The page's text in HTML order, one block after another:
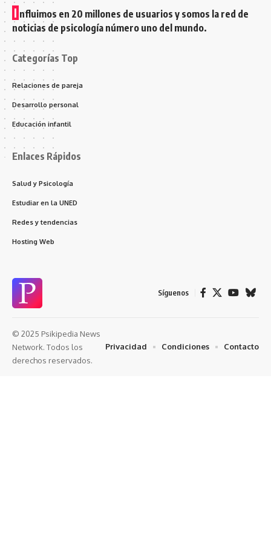
I nfluimos en 20 millones de usuarios y somos la red de
noticias de psicología número uno del mundo.
Categorías Top
Relaciones de pareja
Desarrollo personal
Educación infantil
Enlaces Rápidos
Salud y Psicología
Estudiar en la UNED
Redes y tendencias
Hosting Web
Síguenos
© 2025 Psikipedia News
Network. Todos los
derechos reservados.
Privacidad Condiciones Contacto